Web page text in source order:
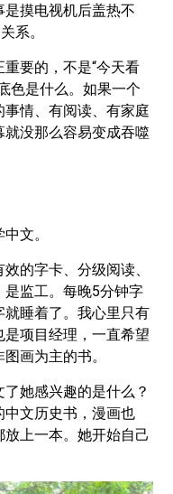
摸电视机后盖热不
系。
要的，不是“今天看
色是什么。如果一个
情、有阅读、有家庭
没那么容易变成吞噬
文。
的字卡、分级阅读、
监工。每晚5分钟字
睡着了。我心里只有
项目经理，一直希望
画为主的书。
她感兴趣的是什么？
文历史书，漫画也
上一本。她开始自己